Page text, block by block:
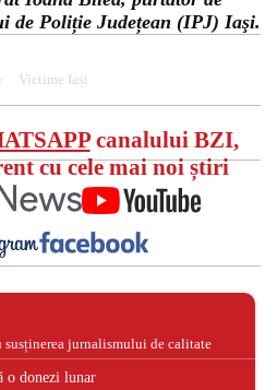
de Poliție Județean (IPJ) Iaşi.
Victime Iași
canalului BZI,
cu cele mai noi știri
susținerea jurnalismului de calitate
o donezi lunar